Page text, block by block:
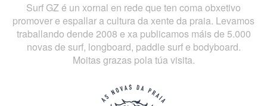
Surf GZ é un xornal en rede que ten coma obxetivo
promover e espallar a cultura da xente da praia. Levamos
traballando dende 2008 e xa publicamos máis de 5.000
novas de surf, longboard, paddle surf e bodyboard.
Moitas grazas pola túa visita.